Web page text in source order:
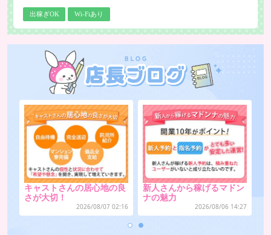
出稼ぎOK Wi-Fiあり
待遇を充実させた10年の経
験・実績♪
2026/08/08 01:54
「働きやすかった」と言っ
ていただけ…
2026/08/07 14:05